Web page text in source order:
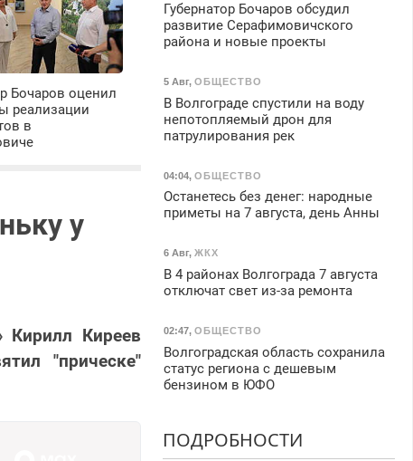
Бочаров оценил
реализации
в
у
Кирилл Киреев
"прическе"
Губернатор Бочаров обсудил
развитие Серафимовичского
района и новые проекты
5 Авг, ОБЩЕСТВО
В Волгограде спустили на воду
непотопляемый дрон для
патрулирования рек
04:04, ОБЩЕСТВО
Останетесь без денег: народные
приметы на 7 августа, день Анны
6 Авг, ЖКХ
В 4 районах Волгограда 7 августа
отключат свет из-за ремонта
02:47, ОБЩЕСТВО
Волгоградская область сохранила
статус региона с дешевым
бензином в ЮФО
ПОДРОБНОСТИ